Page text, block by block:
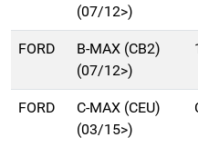
(07/12>)
FORD
B-MAX (CB2)
(07/12>)
FORD
C-MAX (CEU)
(03/15>)